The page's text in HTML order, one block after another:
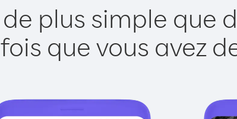
de plus simple que
que vous avez